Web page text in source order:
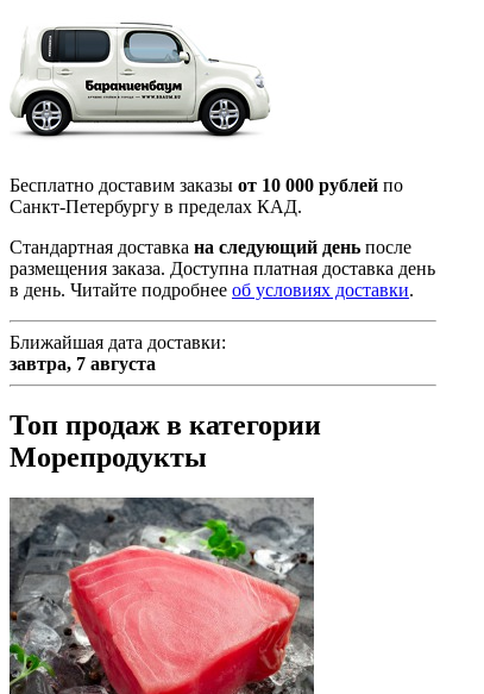
Бесплатно доставим заказы от 10 000 рублей по
Санкт-Петербургу в пределах КАД.
Стандартная доставка на следующий день после
размещения заказа. Доступна платная доставка день
в день. Читайте подробнее об условиях доставки.
Ближайшая дата доставки:
завтра, 7 августа
Топ продаж в категории
Морепродукты